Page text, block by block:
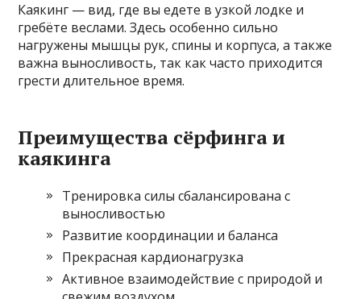
Каякинг — вид, где вы едете в узкой лодке и
гребёте веслами. Здесь особенно сильно
нагружены мышцы рук, спины и корпуса, а также
важна выносливость, так как часто приходится
грести длительное время.
Преимущества сёрфинга и
каякинга
Тренировка силы сбалансирована с
выносливостью
Развитие координации и баланса
Прекрасная кардионагрузка
Активное взаимодействие с природой и